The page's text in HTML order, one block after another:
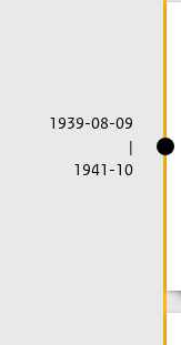
1939-08-09
|
1941-10